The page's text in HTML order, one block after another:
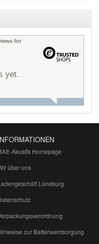
for
yet.
Akustik Homepage
über uns
Lüneburg
zur Batterieentsorgung